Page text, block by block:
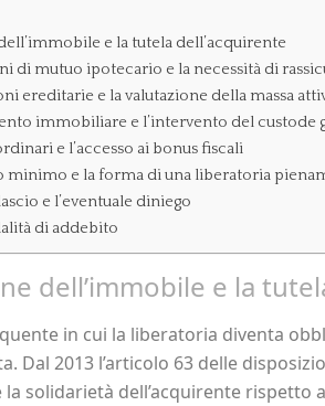
e la tutela dell’acquirente
di mutuo ipotecario e la necessità di
ereditarie e la valutazione della massa
immobiliare e l’intervento del custode
e l’accesso ai bonus fiscali
minimo e la forma di una liberatoria
e l’eventuale diniego
di addebito
dell’immobile e la
in cui la liberatoria diventa
Dal 2013 l’articolo 63 delle
la solidarietà dell’acquirente rispetto